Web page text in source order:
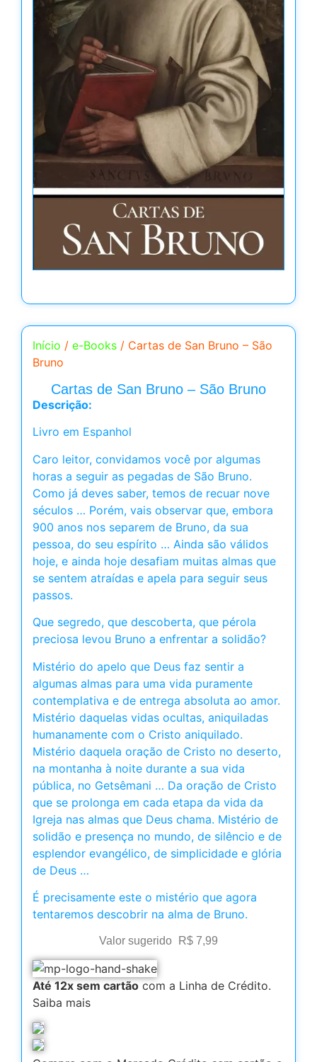
Início / e-Books / Cartas de San Bruno – São
Bruno
Cartas de San Bruno – São Bruno
Descrição:
Livro em Espanhol
Caro leitor, convidamos você por algumas
horas a seguir as pegadas de São Bruno.
Como já deves saber, temos de recuar nove
séculos … Porém, vais observar que, embora
900 anos nos separem de Bruno, da sua
pessoa, do seu espírito … Ainda são válidos
hoje, e ainda hoje desafiam muitas almas que
se sentem atraídas e apela para seguir seus
passos.
Que segredo, que descoberta, que pérola
preciosa levou Bruno a enfrentar a solidão?
Mistério do apelo que Deus faz sentir a
algumas almas para uma vida puramente
contemplativa e de entrega absoluta ao amor.
Mistério daquelas vidas ocultas, aniquiladas
humanamente com o Cristo aniquilado.
Mistério daquela oração de Cristo no deserto,
na montanha à noite durante a sua vida
pública, no Getsêmani … Da oração de Cristo
que se prolonga em cada etapa da vida da
Igreja nas almas que Deus chama. Mistério de
solidão e presença no mundo, de silêncio e de
esplendor evangélico, de simplicidade e glória
de Deus …
É precisamente este o mistério que agora
tentaremos descobrir na alma de Bruno.
Valor sugerido R$ 7,99
Até 12x sem cartão com a Linha de Crédito.
Saiba mais